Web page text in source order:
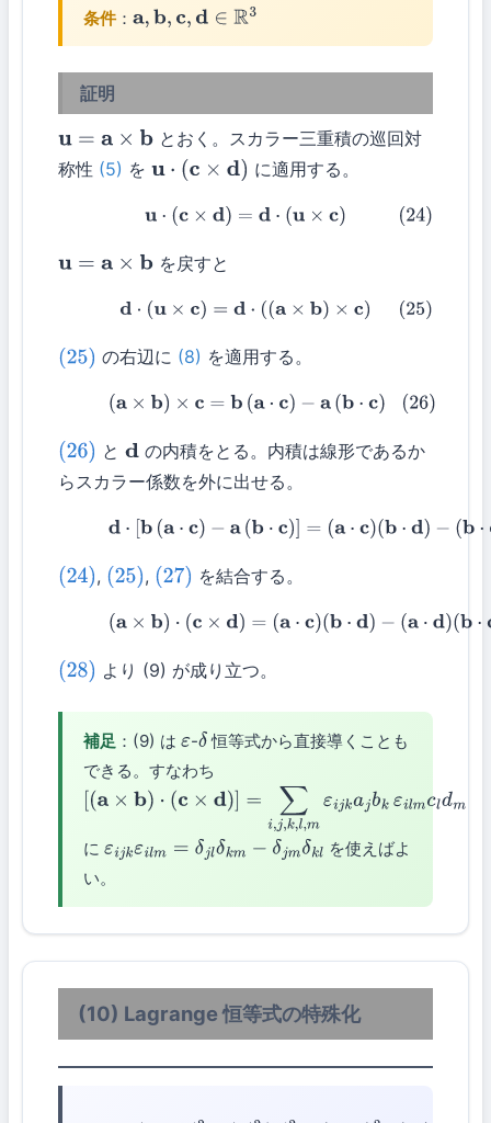
条件：a,b,c, d∈R 3
証明
u=a×b
とおく。スカラー三重積の巡回対
称性 (5) を u⋅ (c×d ) に適用する。
(24)u ⋅(c×d) =d ⋅ u×c)
u=a×b を戻すと
(25) d⋅( u×c)= d ⋅((a×b ×c)
(25) の右辺に (8) を適用する。
(26)(a × b)× c=b(a⋅ c)− a( b⋅c)
(26) とdの内積をとる。内積は線形であるか
らスカラー係数を外に出せる。
(27) d⋅ b( a⋅c )−a(b ⋅c) ]=(a c)(b⋅d) −(b ⋅c) (a⋅d)
(24) , (25), (27) を結合する。
(28) a× b)⋅ c× d)= ( a⋅c)(b ⋅d)−( a⋅d)(b ⋅c)
(28) より (9) が成り立つ。
補足 ：(9) はε-δ恒等式から直接導くことも
できる。すなわち
[(a×b ⋅(c × d)] =∑ i,j,k ,m ka jb kεilmcldm
にεijkεilm= δjl δkm−δj mδ kl
を使えばよ
い。
(10) Lagrange 恒等式の特殊化